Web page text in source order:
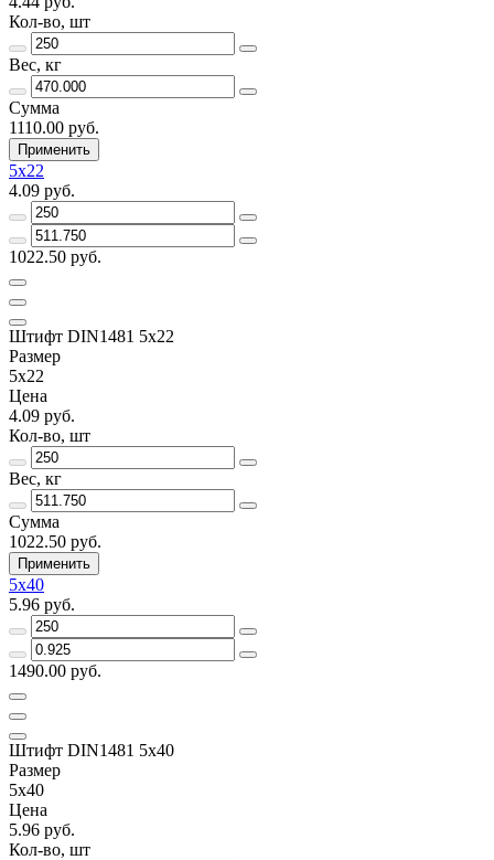
Кол-во, шт
Вес, кг
Сумма
1110.00 руб.
Применить
5х22
4.09 руб.
1022.50 руб.
Штифт DIN1481 5х22
Размер
5х22
Цена
4.09 руб.
Кол-во, шт
Вес, кг
Сумма
1022.50 руб.
Применить
5х40
5.96 руб.
1490.00 руб.
Штифт DIN1481 5х40
Размер
5х40
Цена
5.96 руб.
Кол-во, шт